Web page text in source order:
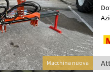
Macchina nuova
Dotazione: -